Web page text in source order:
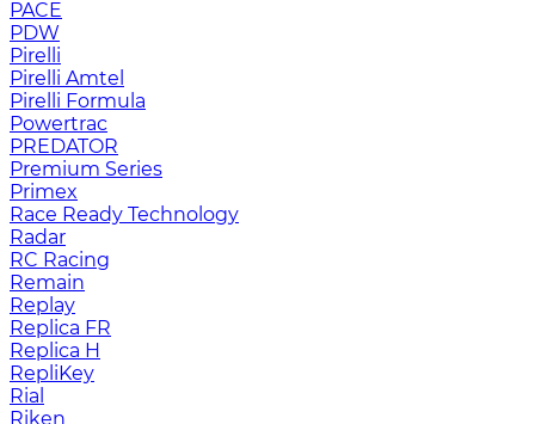
PACE
PDW
Pirelli
Pirelli Amtel
Pirelli Formula
Powertrac
PREDATOR
Premium Series
Primex
Race Ready Technology
Radar
RC Racing
Remain
Replay
Replica FR
Replica H
RepliKey
Rial
Riken